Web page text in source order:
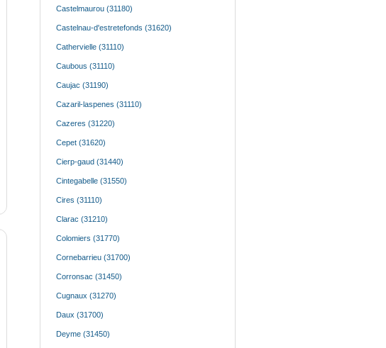
Castelmaurou (31180)
Castelnau-d'estretefonds (31620)
Cathervielle (31110)
Caubous (31110)
Caujac (31190)
Cazaril-laspenes (31110)
Cazeres (31220)
Cepet (31620)
Cierp-gaud (31440)
Cintegabelle (31550)
Cires (31110)
Clarac (31210)
Colomiers (31770)
Cornebarrieu (31700)
Corronsac (31450)
Cugnaux (31270)
Daux (31700)
Deyme (31450)